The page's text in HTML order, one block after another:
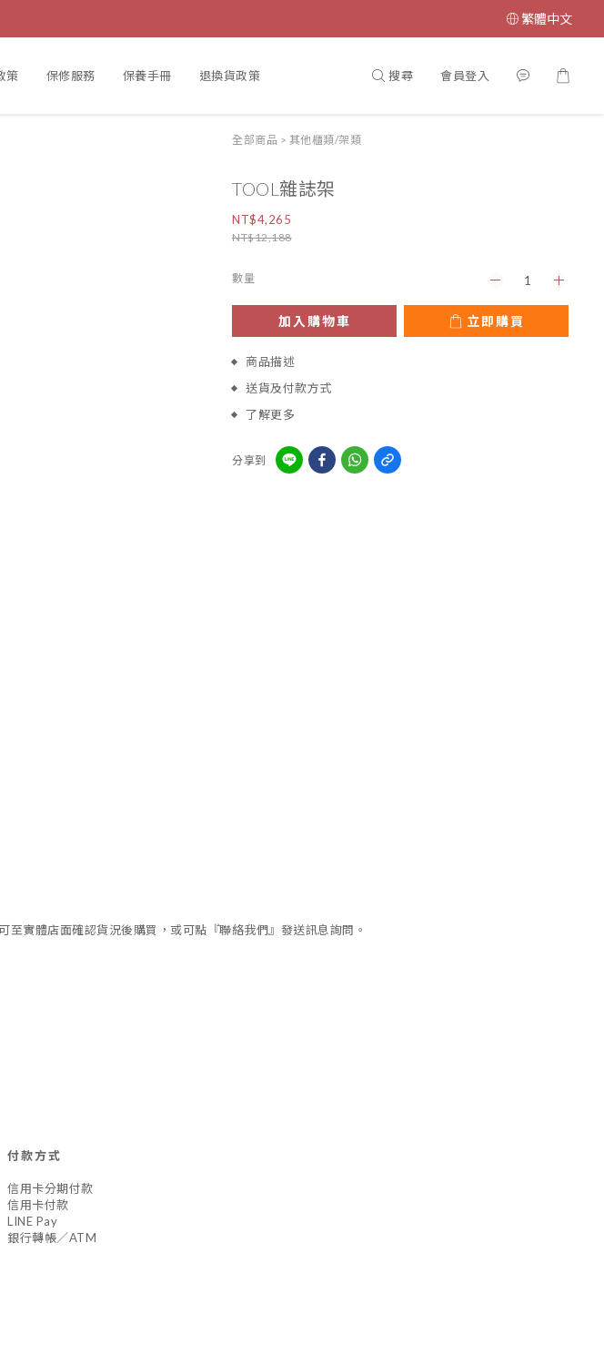
繁體中文
策 保修服務 保養手冊 退換貨政策 搜尋 會員登入
全部商品 > 其他櫃類/架類
TOOL雜誌架
NT$4,265
NT$12,188
數量
加入購物車 立即購買
商品描述
送貨及付款方式
了解更多
分享到
實體店面確認貨況後購買，或可點『聯絡我們』發送訊息詢問。
付款方式
信用卡分期付款
信用卡付款
LINE Pay
銀行轉帳／ATM